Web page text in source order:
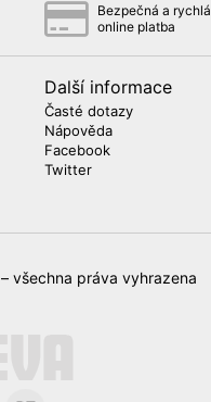
Bezpečná a rychlá
online platba
Další informace
Časté dotazy
Nápověda
Facebook
Twitter
– všechna práva vyhrazena